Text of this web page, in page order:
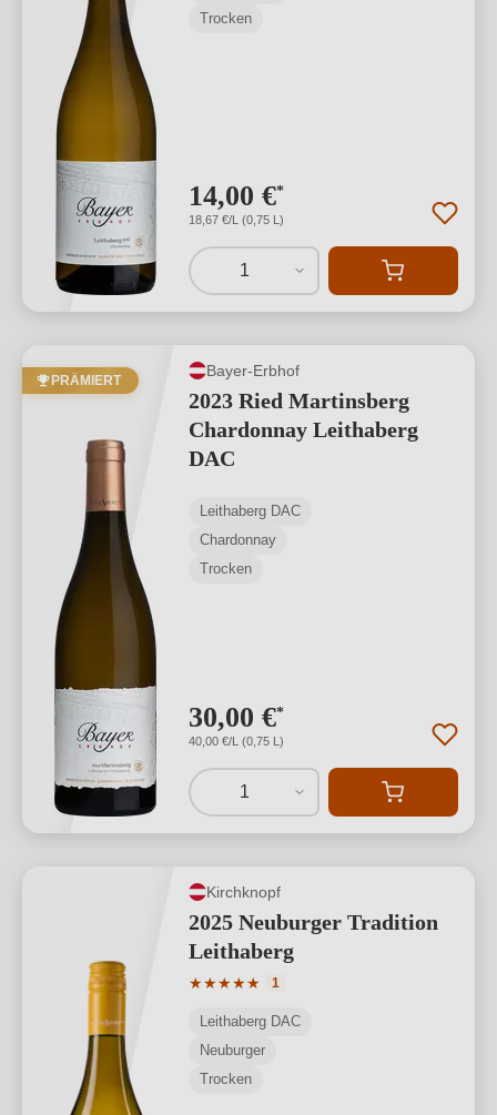
Trocken
14,00 €*
18,67 €/L (0,75 L)
1
PRÄMIERT
Bayer-Erbhof
2023 Ried Martinsberg
Chardonnay Leithaberg
DAC
Leithaberg DAC
Chardonnay
Trocken
30,00 €*
40,00 €/L (0,75 L)
1
Kirchknopf
2025 Neuburger Tradition
Leithaberg
★★★★★
Durchschnittliche Bewertung von 5
1
Leithaberg DAC
Neuburger
Trocken